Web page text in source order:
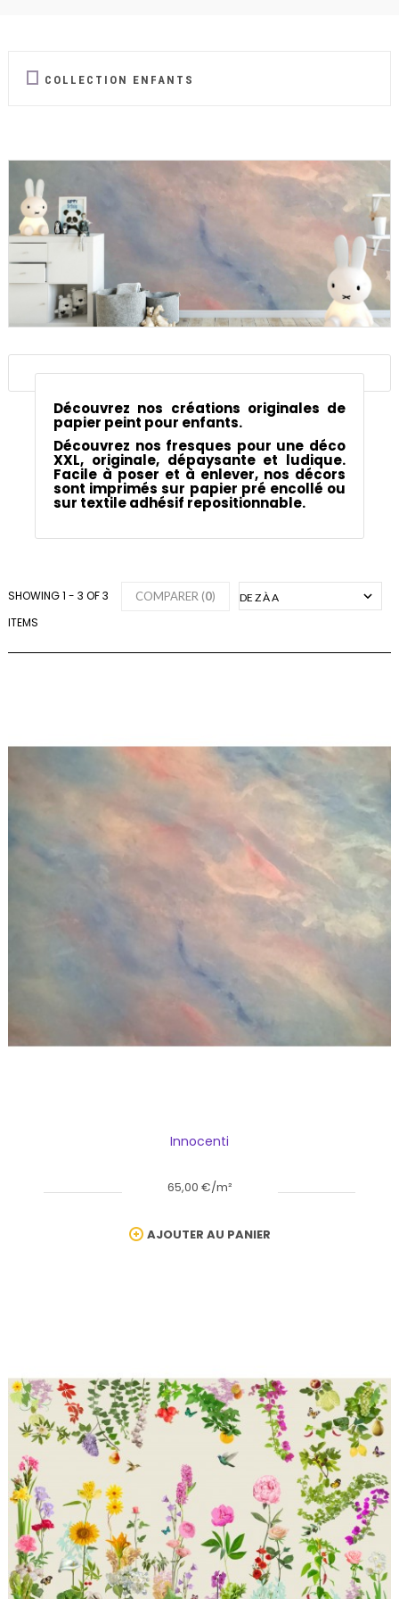
COLLECTION ENFANTS
Découvrez nos créations originales de
papier peint pour enfants.
Découvrez nos fresques pour une déco
XXL, originale, dépaysante et ludique.
Facile à poser et à enlever, nos décors
sont imprimés sur papier pré encollé ou
sur textile adhésif repositionnable.
COMPARER (0)
SHOWING 1 - 3 OF 3
ITEMS
Innocenti
65,00 €/m²
AJOUTER AU PANIER